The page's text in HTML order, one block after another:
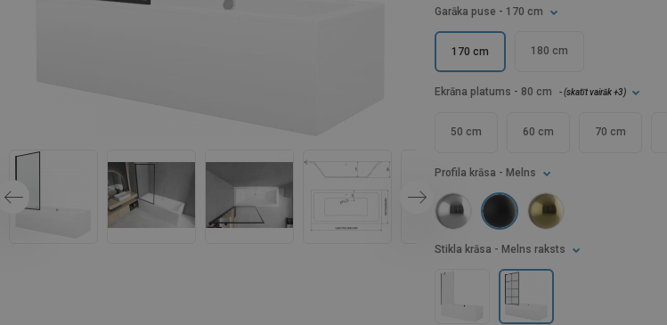
Garāka puse - 170 cm
170 cm 180 cm
Stikla krāsa - Melns raksts
Profila krāsa - Melns
Ekrāna platums - 80 cm - (skatīt vairāk+3)
50 cm 60 cm 70 cm